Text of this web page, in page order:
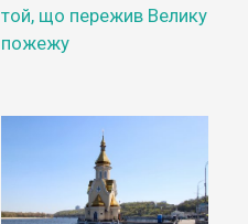
той, що пережив Велику
пожежу